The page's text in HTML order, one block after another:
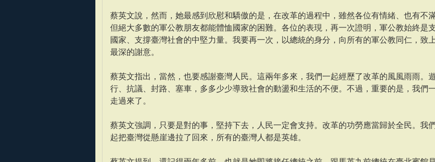
蔡英文說，然而，她最感到欣慰和驕傲的是，在改革的過程中，雖然各位有情緒、也有不滿
但絕大多數的軍公教朋友都能體恤國家的困難。各位的表現，再一次證明，軍公教始終是
國家、支撐臺灣社會的中堅力量。我要再一次，以總統的身分，向所有的軍公教同仁，致
最深的謝意。
蔡英文指出，當然，也要感謝臺灣人民。這兩年多來，我們一起經歷了改革的風風雨雨。
行、抗議、封路、塞車，多多少少導致社會的動盪和生活的不便。不過，重要的是，我們
走過來了。
蔡英文強調，只要是對的事，堅持下去，人民一定會支持。改革的功勞應當歸於全民。我
起把臺灣從懸崖邊拉了回來，所有的臺灣人都是英雄。